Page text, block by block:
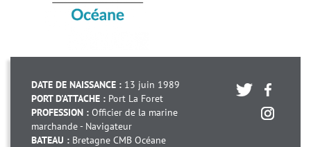
DATE DE NAISSANCE : 13 juin 1989
PORT D'ATTACHE : Port La Foret
PROFESSION : Officier de la marine
marchande - Navigateur
BATEAU : Bretagne CMB Océane